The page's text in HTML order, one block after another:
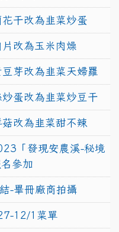
干改為韭菜炒蛋
改為玉米肉燥
芽改為韭菜天婦羅
蛋改為韭菜炒豆干
改為韭菜甜不辣
「發現安農溪-秘境
參加
-畢冊廠商拍攝
12/1菜單